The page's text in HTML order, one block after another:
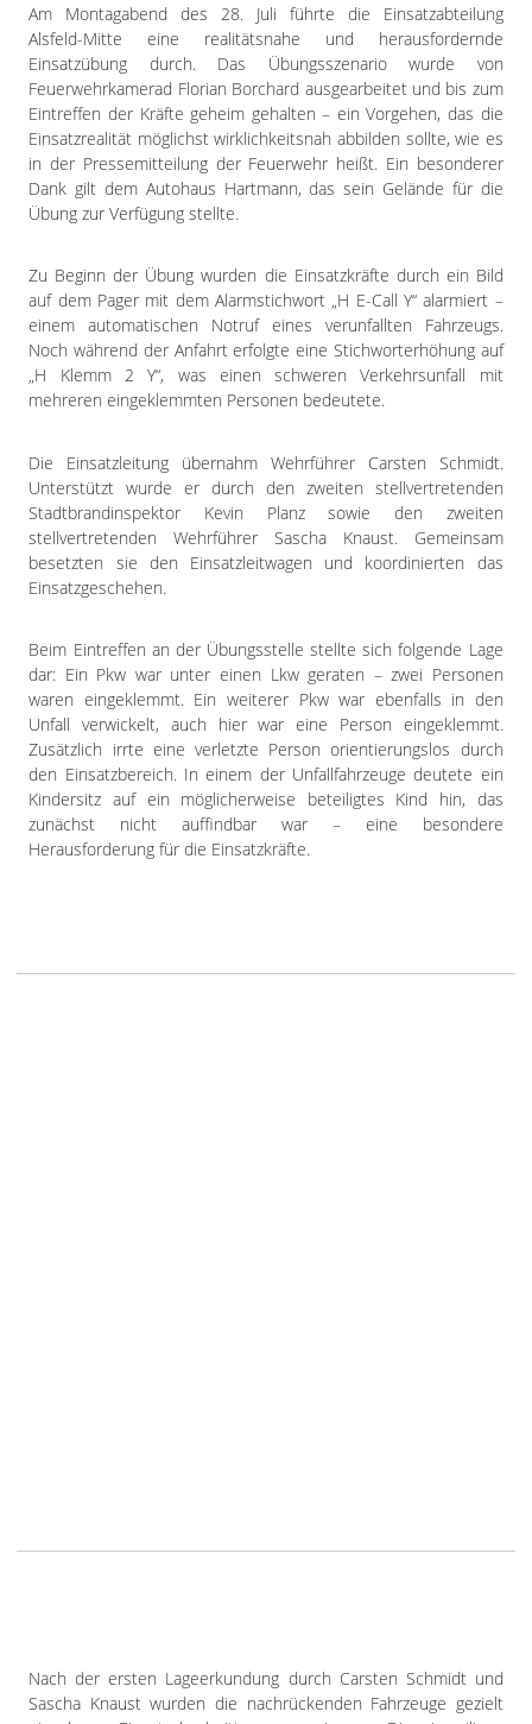
Fulda
Gießen
Impressum
Datenschutzerklärung
Am Montagabend des 28. Juli führte die Einsatzabteilung
Alsfeld-Mitte eine realitätsnahe und herausfordernde
Einsatzübung durch. Das Übungsszenario wurde von
Feuerwehrkamerad Florian Borchard ausgearbeitet und bis zum
Eintreffen der Kräfte geheim gehalten – ein Vorgehen, das die
Einsatzrealität möglichst wirklichkeitsnah abbilden sollte, wie es
in der Pressemitteilung der Feuerwehr heißt. Ein besonderer
Dank gilt dem Autohaus Hartmann, das sein Gelände für die
Übung zur Verfügung stellte.
Zu Beginn der Übung wurden die Einsatzkräfte durch ein Bild
auf dem Pager mit dem Alarmstichwort „H E-Call Y“ alarmiert –
einem automatischen Notruf eines verunfallten Fahrzeugs.
Noch während der Anfahrt erfolgte eine Stichworterhöhung auf
„H Klemm 2 Y“, was einen schweren Verkehrsunfall mit
mehreren eingeklemmten Personen bedeutete.
Die Einsatzleitung übernahm Wehrführer Carsten Schmidt.
Unterstützt wurde er durch den zweiten stellvertretenden
Stadtbrandinspektor Kevin Planz sowie den zweiten
stellvertretenden Wehrführer Sascha Knaust. Gemeinsam
besetzten sie den Einsatzleitwagen und koordinierten das
Einsatzgeschehen.
Beim Eintreffen an der Übungsstelle stellte sich folgende Lage
dar: Ein Pkw war unter einen Lkw geraten – zwei Personen
waren eingeklemmt. Ein weiterer Pkw war ebenfalls in den
Unfall verwickelt, auch hier war eine Person eingeklemmt.
Zusätzlich irrte eine verletzte Person orientierungslos durch
den Einsatzbereich. In einem der Unfallfahrzeuge deutete ein
Kindersitz auf ein möglicherweise beteiligtes Kind hin, das
zunächst nicht auffindbar war – eine besondere
Herausforderung für die Einsatzkräfte.
Nach der ersten Lageerkundung durch Carsten Schmidt und
Sascha Knaust wurden die nachrückenden Fahrzeuge gezielt